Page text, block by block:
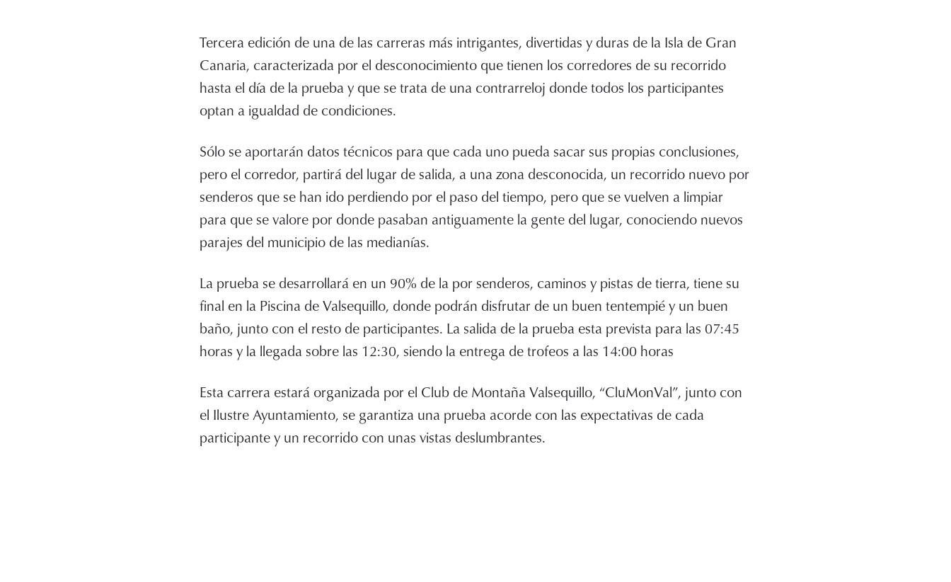
Tercera edición de una de las carreras más intrigantes, divertidas y duras de la Isla de Gran
Canaria, caracterizada por el desconocimiento que tienen los corredores de su recorrido
hasta el día de la prueba y que se trata de una contrarreloj donde todos los participantes
optan a igualdad de condiciones.
Sólo se aportarán datos técnicos para que cada uno pueda sacar sus propias conclusiones,
pero el corredor, partirá del lugar de salida, a una zona desconocida, un recorrido nuevo por
senderos que se han ido perdiendo por el paso del tiempo, pero que se vuelven a limpiar
para que se valore por donde pasaban antiguamente la gente del lugar, conociendo nuevos
parajes del municipio de las medianías.
La prueba se desarrollará en un 90% de la por senderos, caminos y pistas de tierra, tiene su
final en la Piscina de Valsequillo, donde podrán disfrutar de un buen tentempié y un buen
baño, junto con el resto de participantes. La salida de la prueba esta prevista para las 07:45
horas y la llegada sobre las 12:30, siendo la entrega de trofeos a las 14:00 horas
Esta carrera estará organizada por el Club de Montaña Valsequillo, “CluMonVal”, junto con
el Ilustre Ayuntamiento, se garantiza una prueba acorde con las expectativas de cada
participante y un recorrido con unas vistas deslumbrantes.